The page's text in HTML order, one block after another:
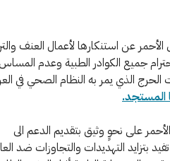
الأحمر عن استنكارها لأعمال العنف
جميع الكوادر الطبية وعدم
الذي يمر به النظام الصحي في
المستجد.
على نحوٍ وثيق بتقديم الدعم الى
بتزايد التهديدات والتجاوزات ضد